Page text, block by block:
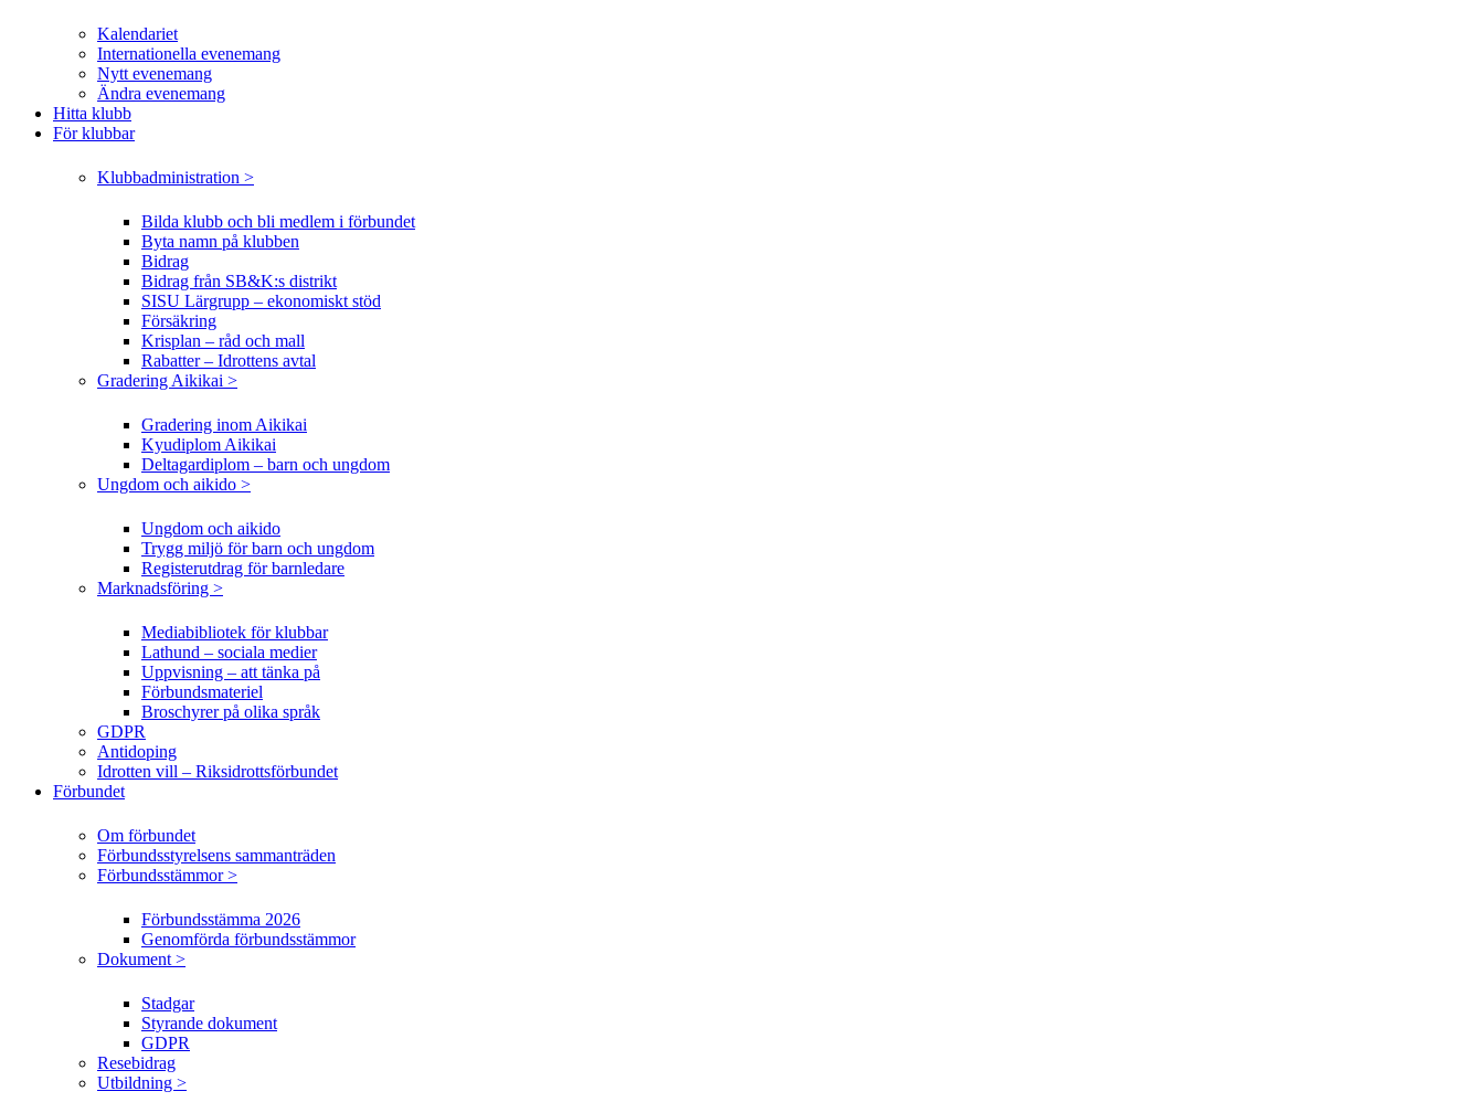
Kalendariet
Internationella evenemang
Nytt evenemang
Ändra evenemang
Hitta klubb
För klubbar
Klubbadministration >
Bilda klubb och bli medlem i förbundet
Byta namn på klubben
Bidrag
Bidrag från SB&K:s distrikt
SISU Lärgrupp – ekonomiskt stöd
Försäkring
Krisplan – råd och mall
Rabatter – Idrottens avtal
Gradering Aikikai >
Gradering inom Aikikai
Kyudiplom Aikikai
Deltagardiplom – barn och ungdom
Ungdom och aikido >
Ungdom och aikido
Trygg miljö för barn och ungdom
Registerutdrag för barnledare
Marknadsföring >
Mediabibliotek för klubbar
Lathund – sociala medier
Uppvisning – att tänka på
Förbundsmateriel
Broschyrer på olika språk
GDPR
Antidoping
Idrotten vill – Riksidrottsförbundet
Förbundet
Om förbundet
Förbundsstyrelsens sammanträden
Förbundsstämmor >
Förbundsstämma 2026
Genomförda förbundsstämmor
Dokument >
Stadgar
Styrande dokument
GDPR
Resebidrag
Utbildning >